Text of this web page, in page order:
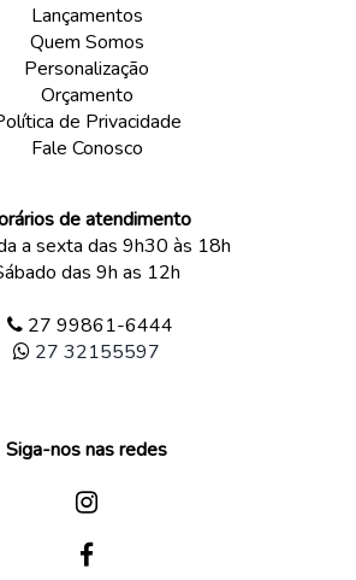
Lançamentos
Quem Somos
Personalização
Orçamento
de Privacidade
Fale Conosco
de atendimento
a sexta das 9h30 às 18h
das 9h as 12h
27 99861-6444
27 32155597
Siga-nos nas redes